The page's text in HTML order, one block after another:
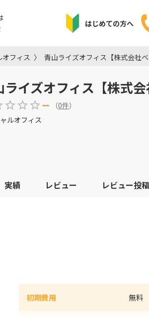
はじめての方へ
オフィス 青山ライズオフィス【株式会社ベ
ライズオフィス【株式会
-- （0件）
ルオフィス
実績 レビュー レビュー投稿
初期費用 無料